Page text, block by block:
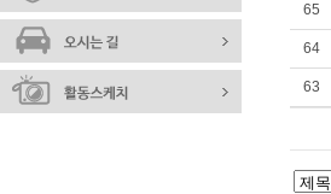
65
64
63